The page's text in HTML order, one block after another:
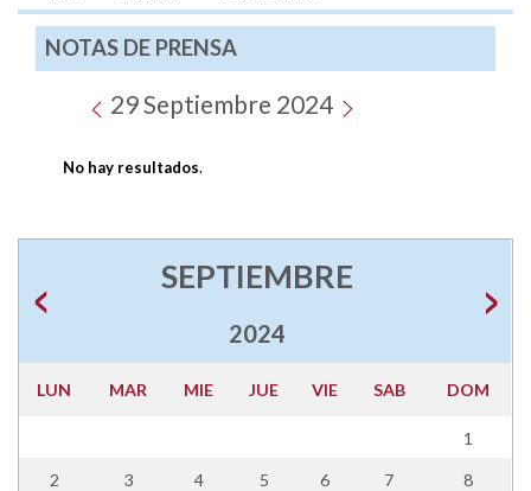
NOTAS DE PRENSA
29 Septiembre 2024
No hay resultados.
SEPTIEMBRE
2024
LUN MAR MIE JUE VIE SAB DOM
1
2 3 4 5 6 7 8